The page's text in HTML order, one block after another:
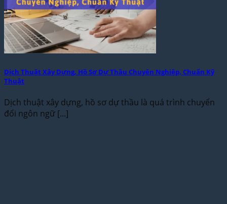
Dịch Thuật Xây Dựng, Hồ Sơ Dự Thầu Chuyên Nghiệp, Chuẩn Kỹ
Thuật
Dịch thuật xây dựng, hồ sơ dự thầu là quá trình chuyển
đổi ngôn ngữ [...]